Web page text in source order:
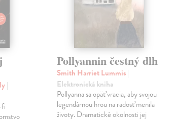
|
fi
Pollyannin čestný dlh
Smith Harriet Lummis|
Elektronická kniha
Pollyanna sa opäť vracia, aby svojou
legendárnou hrou na radosť menila
životy. Dramatické okolnosti jej